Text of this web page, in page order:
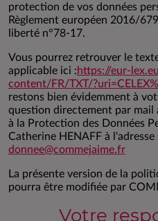
protection de vos données
Règlement européen 2016/
liberté n°78-17.
Vous pourrez retrouver le
applicable ici :https://eur-
content/FR/TXT/
restons bien évidemment à
question directement par
à la Protection des Données
Catherine HENAFF à l'adresse
donnee@commejaime.fr
La présente version de la
pourra être modifiée par
Votre